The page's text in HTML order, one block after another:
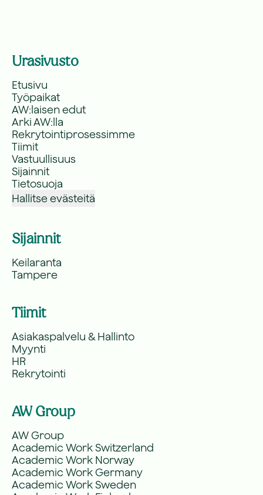
Urasivusto
Etusivu
Työpaikat
AW:laisen edut
Arki AW:lla
Rekrytointiprosessimme
Tiimit
Vastuullisuus
Sijainnit
Tietosuoja
Hallitse evästeitä
Sijainnit
Keilaranta
Tampere
Tiimit
Asiakaspalvelu & Hallinto
Myynti
HR
Rekrytointi
AW Group
AW Group
Academic Work Switzerland
Academic Work Norway
Academic Work Germany
Academic Work Sweden